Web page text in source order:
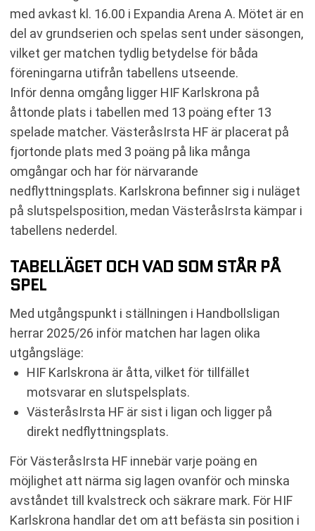
med avkast kl. 16.00 i Expandia Arena A. Mötet är en
del av grundserien och spelas sent under säsongen,
vilket ger matchen tydlig betydelse för båda
föreningarna utifrån tabellens utseende.
Inför denna omgång ligger HIF Karlskrona på
åttonde plats i tabellen med 13 poäng efter 13
spelade matcher. VästeråsIrsta HF är placerat på
fjortonde plats med 3 poäng på lika många
omgångar och har för närvarande
nedflyttningsplats. Karlskrona befinner sig i nuläget
på slutspelsposition, medan VästeråsIrsta kämpar i
tabellens nederdel.
TABELLÄGET OCH VAD SOM STÅR PÅ
SPEL
Med utgångspunkt i ställningen i Handbollsligan
herrar 2025/26 inför matchen har lagen olika
utgångsläge:
HIF Karlskrona är åtta, vilket för tillfället
motsvarar en slutspelsplats.
VästeråsIrsta HF är sist i ligan och ligger på
direkt nedflyttningsplats.
För VästeråsIrsta HF innebär varje poäng en
möjlighet att närma sig lagen ovanför och minska
avståndet till kvalstreck och säkrare mark. För HIF
Karlskrona handlar det om att befästa sin position i